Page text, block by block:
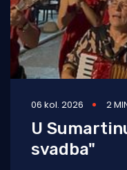
06 kol. 2026 2
U
svadba"